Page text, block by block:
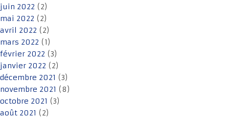
juin 2022 (2)
mai 2022 (2)
avril 2022 (2)
mars 2022 (1)
février 2022 (3)
janvier 2022 (2)
décembre 2021 (3)
novembre 2021 (8)
octobre 2021 (3)
août 2021 (2)